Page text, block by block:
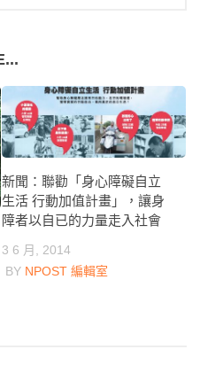
新聞：聯勸「身心障礙自立
生活 行動加值計畫」，讓身
障者以自已的力量走入社會
3 6 月, 2014
BY NPOST 編輯室